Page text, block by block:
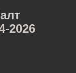
2026